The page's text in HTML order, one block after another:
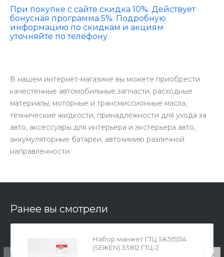
При покупке с сайте скидка 10%. Действует
бонусная программа 5%. Подробную
информацию по скидкам и акциям
уточняйте по телефону.
В нашем интернет-магазине вы можете приобрести
качестенные автомобильные запчасти, расходные
материалы, моторные и трансмиссионные масла,
технические жидкости, принадлежности для ухода за
авто, аксессуары для интерьера и экстерьера авто,
аккумуляторные батареи, автохимию различной
направленности.
Ранее вы смотрели
Набор манжет ГТЦ SK51551A
(SEIKEN) 33812 ГТЦ-2